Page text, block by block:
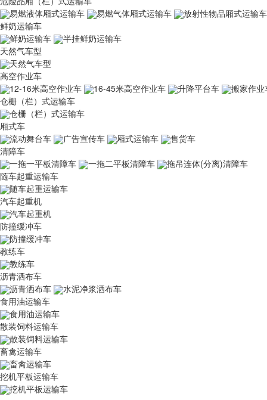
易燃液体厢式运输车
易燃气体厢式运输车
放射性物品厢式运输车
鲜奶运输车
鲜奶运输车
半挂鲜奶运输车
天然气车型
天然气车型
高空作业车
12-16米高空作业车
16-45米高空作业车 升降平台车
搬家作业
仓栅（栏）式运输车
仓栅（栏）式运输车
厢式车
流动舞台车
广告宣传车 厢式运输车
售货车
清障车
一拖一平板清障车
一拖二平板清障车
拖吊连体(分离)清障车
随车起重运输车
随车起重运输车
汽车起重机
汽车起重机
防撞缓冲车
防撞缓冲车
教练车
教练车
沥青洒布车
沥青洒布车
水泥净浆洒布车
食用油运输车
食用油运输车
散装饲料运输车
散装饲料运输车
畜禽运输车
畜禽运输车
挖机平板运输车
挖机平板运输车